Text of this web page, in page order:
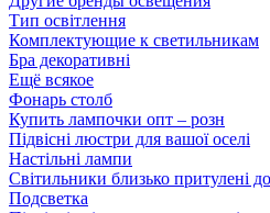
Тип освітлення
Комплектующие к светильникам
Бра декоративні
Ещё всякое
Фонарь столб
Купить лампочки опт – розн
Підвісні люстри для вашої оселі
Настільні лампи
Світильники близько притулені
Подсветка